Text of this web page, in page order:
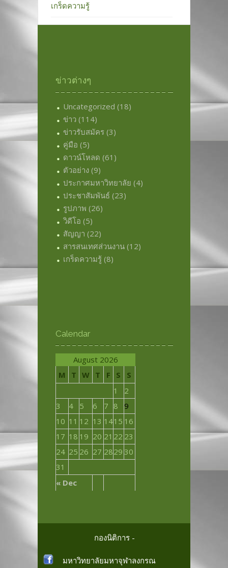
เกร็ดความรู้
ข่าวต่างๆ
Uncategorized (18)
ข่าว (114)
ข่าวรับสมัคร (3)
คู่มือ (5)
ดาวน์โหลด (61)
ตัวอย่าง (9)
ประกาศมหาวิทยาลัย (4)
ประชาสัมพันธ์ (23)
รูปภาพ (26)
วิดีโอ (5)
สัญญา (22)
สารสนเทศส่วนงาน (12)
เกร็ดความรู้ (8)
Calendar
August 2026
M
T W T F S S
« Dec
1
2
3
4 5 6 7 8
9
10 11 12 13 1415 16
17 18 19 20 21 22 23
24 25 26 27 2829 30
31
กองนิติการ -
มหาวิทยาลัยมหาจุฬาลงกรณ